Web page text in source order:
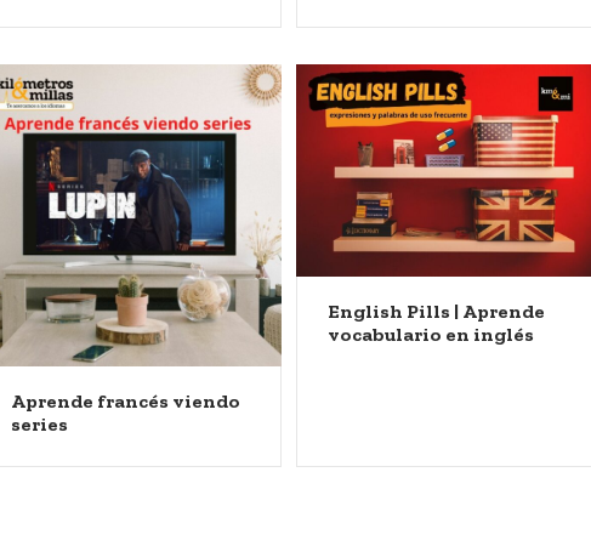
Aprende francés viendo
series
English Pills | Aprende
vocabulario en inglés